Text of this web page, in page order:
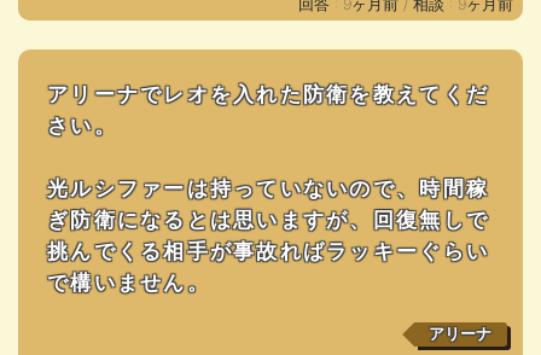
回答 : 9ヶ月前 / 相談 : 9ヶ月前
アリーナでレオを入れた防衛を教えてくだ
さい。
光ルシファーは持っていないので、時間稼
ぎ防衛になるとは思いますが、回復無しで
挑んでくる相手が事故ればラッキーぐらい
で構いません。
アリーナ